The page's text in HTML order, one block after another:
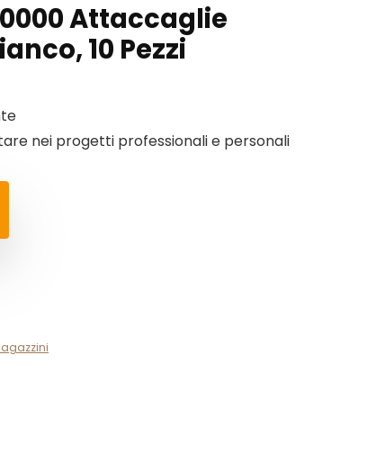
Attaccaglie
10 Pezzi
nei progetti professionali e personali